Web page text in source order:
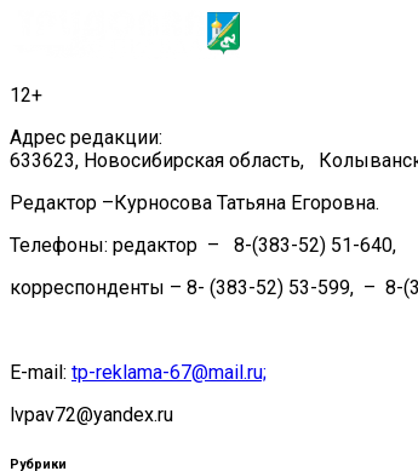
12+
Адрес редакции:
633623, Новосибирская область,
Редактор –Курносова Татьяна Егоровна.
Телефоны: редактор – 8-(383-52) 51-640,
корреспонденты – 8- (383-52) 53-599, – 8-
E-mail: tp-reklama-67@mail.ru;
lvpav72@yandex.ru
Рубрики